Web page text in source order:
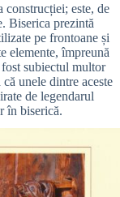
construcției; este, de
Biserica prezintă
pe frontoane și
elemente, împreună
subiectul multor
unele dintre aceste
de legendarul
în biserică.